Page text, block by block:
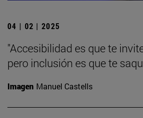
04 | 02 | 2025
"Accesibilidad es que te
pero inclusión es que te
Imagen Manuel Castells